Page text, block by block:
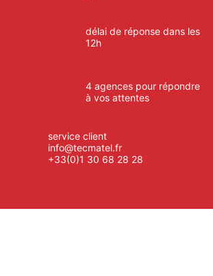
délai de réponse dans les
12h
4 agences pour répondre
à vos attentes
service client
info@tecmatel.fr
+33(0)1 30 68 28 28